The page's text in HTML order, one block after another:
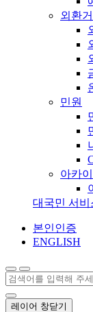
외환
민원
아카
대국민 서비
본인인증
ENGLISH
레이어 창닫기